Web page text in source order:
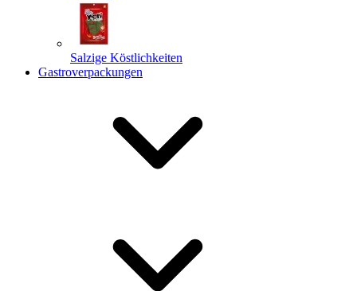
Salzige Köstlichkeiten
Gastroverpackungen